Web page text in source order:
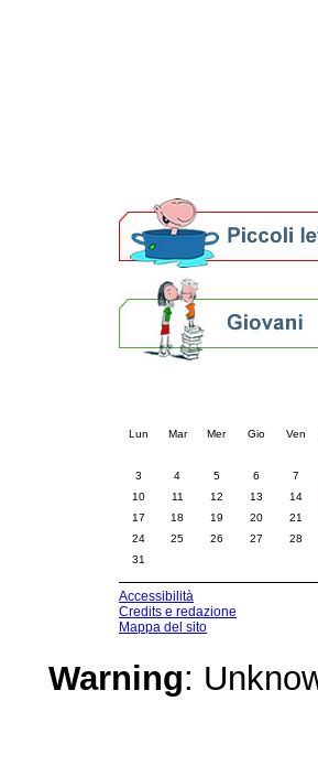
Lun Mar Mer Gio Ven
3
4 5 6 7
10
11 12 13 14
17
18 19 20 21
24
25 26 27 28
31
Accessibilità
Credits e redazione
Mappa del sito
Warning: